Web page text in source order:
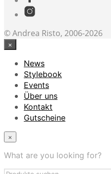
© Andrea Risto, 2006-2026
×
News
Stylebook
Events
Über uns
Kontakt
Gutscheine
×
What are you looking for?